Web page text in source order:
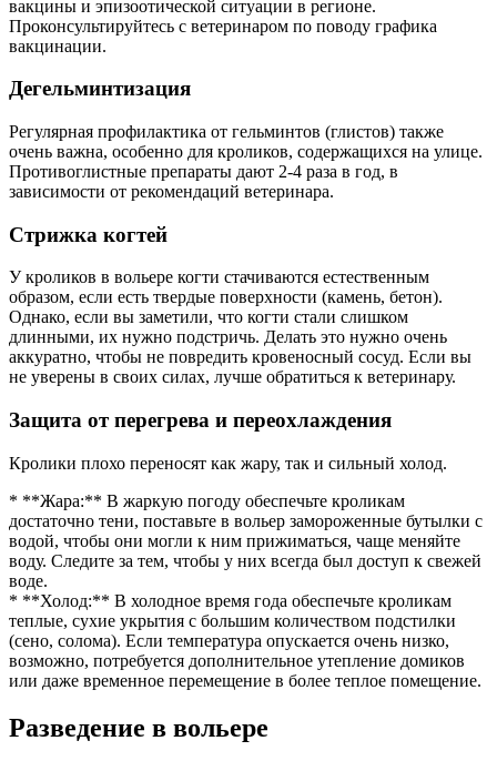
вакцины и эпизоотической ситуации в регионе.
Проконсультируйтесь с ветеринаром по поводу графика
вакцинации.
Дегельминтизация
Регулярная профилактика от гельминтов (глистов) также
очень важна, особенно для кроликов, содержащихся на улице.
Противоглистные препараты дают 2-4 раза в год, в
зависимости от рекомендаций ветеринара.
Стрижка когтей
У кроликов в вольере когти стачиваются естественным
образом, если есть твердые поверхности (камень, бетон).
Однако, если вы заметили, что когти стали слишком
длинными, их нужно подстричь. Делать это нужно очень
аккуратно, чтобы не повредить кровеносный сосуд. Если вы
не уверены в своих силах, лучше обратиться к ветеринару.
Защита от перегрева и переохлаждения
Кролики плохо переносят как жару, так и сильный холод.
* **Жара:** В жаркую погоду обеспечьте кроликам
достаточно тени, поставьте в вольер замороженные бутылки с
водой, чтобы они могли к ним прижиматься, чаще меняйте
воду. Следите за тем, чтобы у них всегда был доступ к свежей
воде.
* **Холод:** В холодное время года обеспечьте кроликам
теплые, сухие укрытия с большим количеством подстилки
(сено, солома). Если температура опускается очень низко,
возможно, потребуется дополнительное утепление домиков
или даже временное перемещение в более теплое помещение.
Разведение в вольере